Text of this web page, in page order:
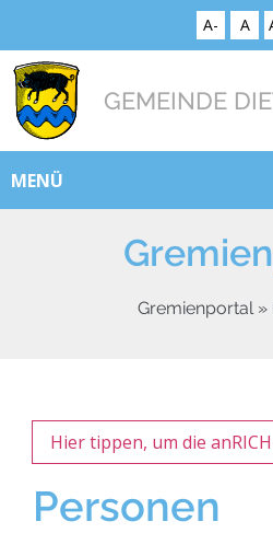
A- A
GEMEINDE
MENÜ
Gremienportal»
Hier tippen, um die
Personen